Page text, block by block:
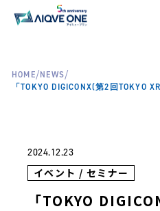
HOME/NEWS/
2024.12.23
イベント / セミナー
「TOKYO